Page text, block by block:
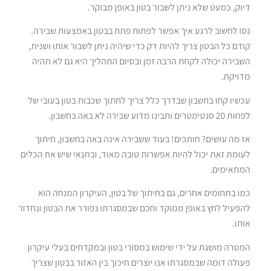
דיוק, כמעט שלא ניתן לשבור בטון באופן מבוקר.
נסו לחשוב לרגע איך אפשר לפתוח פתח בבטון באמצעות שבירה.
קודם כל הבטון צריך להיות דק כדי שיהיה ניתן לשבור אותו ושנית,
השבירה יכולה לקחת הרבה זמן ובסיום התהליך היא גם לא תהיה
מדויקת.
עכשיו קחו בחשבון שבדרך כלל צריך לחתוך שכבות בטון בעובי של
לפחות 20 סנטימטרים ותבינו מדוע שבירה לא באה בחשבון.
אז מה עושים? חותכים! בעוד ששבירה אינה באה בחשבון, חיתוך
לעומת זאת יכול להיות אפשרות טובה מאוד, ובתנאי שיש את הכלים
המתאימים.
כמו בתחומים אחרים, גם בחיתוך של בטון, העיקרון המנחה הוא
להפעיל לחץ באופן ממוקד וחכם שבמסגרתו נפורר את הבטון ונחדור
אותו.
המטרה מושגת על ידי שימוש במסורי בטון ובמקדחים בעלי עיקרון
פעולה דומה שבמסגרתו אנו יוצרים חיכוך בין האזור בבטון שצריך